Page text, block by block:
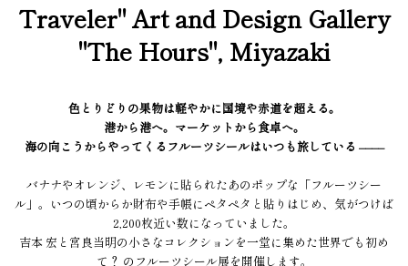
Traveler" Art and Design Gallery
"The Hours", Miyazaki
色とりどりの果物は軽やかに国境や赤道を超える。
港から港へ。マーケットから食卓へ。
海の向こうからやってくるフルーツシールはいつも旅している ––––
バナナやオレンジ、レモンに貼られたあのポップな「フルーツシー
ル」。いつの頃からか財布や手帳にペタペタと貼りはじめ、気がつけば
2,200枚近い数になっていました。
吉本 宏と宮良当明の小さなコレクションを一堂に集めた世界でも初め
て？ のフルーツシール展を開催します。